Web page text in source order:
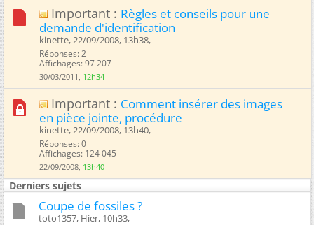
Important : Règles et conseils pour une
demande d'identification
kinette, 22/09/2008, 13h38, ‎
Réponses: 2
Affichages: 97 207
30/03/2011, 12h34
Important : Comment insérer des images
en pièce jointe, procédure
kinette, 22/09/2008, 13h40, ‎
Réponses: 0
Affichages: 124 045
22/09/2008, 13h40
Derniers sujets
Coupe de fossiles ?
toto1357, Hier, 10h33, ‎